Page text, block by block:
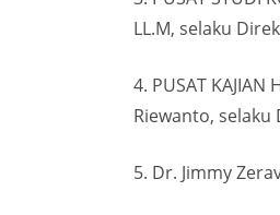
LL.M, selaku
4. PUSAT KAJIAN
Riewanto, selaku
5. Dr. Jimmy